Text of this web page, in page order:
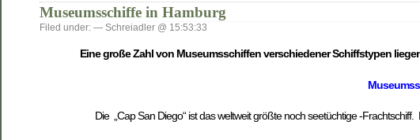
Museumsschiffe in Hamburg
Filed under: — Schreiadler @ 15:53:33
Eine große Zahl von Museumsschiffen verschiedener Schiffstypen
Die „Cap San Diego“ ist das weltweit größte noch seetüchtige -